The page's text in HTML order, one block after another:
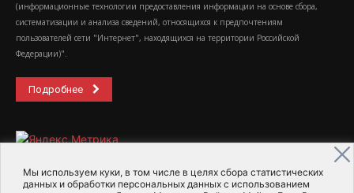
Мы используем куки, в том числе в целях сбора статистических
данных и обработки персональных данных с использованием
(информационные технологии предоставления информации на основе сбора,
систематизации и анализа сведений, относящихся к предпочтениям
пользователей сети "Интернет", находящихся на территории Российской
Федерации)".
Подробнее